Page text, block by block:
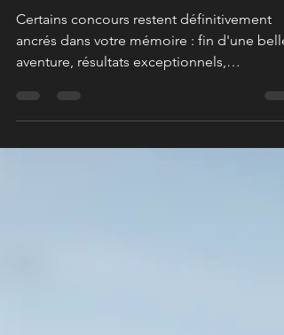
championnats d'Europe
2021 de Strzegom !
Certains concours restent définitivement
ambiance...